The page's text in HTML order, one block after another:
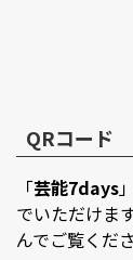
QRコード
「芸能7days
でいただけま
んでご覧くだ